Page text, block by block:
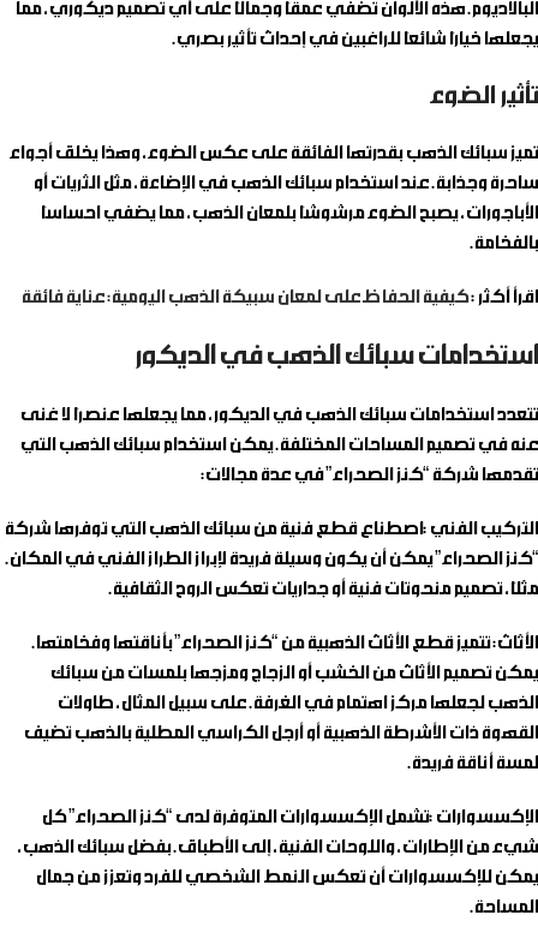
البالاديوم. هذه الألوان تضفي عمقًا وجمالًا على أي تصميم ديكوري، مما
يجعلها خيارًا شائعًا للراغبين في إحداث تأثير بصري.
تأثير الضوء
تميز سبائك الذهب بقدرتها الفائقة على عكس الضوء، وهذا يخلق أجواء
ساحرة وجذابة. عند استخدام سبائك الذهب في الإضاءة، مثل الثريات أو
الأباجورات، يصبح الضوء مرشوشًا بلمعان الذهب، مما يضفي احساسًا
بالفخامة.
اقرأ أكثر :كيفية الحفاظ على لمعان سبيكة الذهب اليومية: عناية فائقة
استخدامات سبائك الذهب في الديكور
تتعدد استخدامات سبائك الذهب في الديكور، مما يجعلها عنصرًا لا غنى
عنه في تصميم المساحات المختلفة. يمكن استخدام سبائك الذهب التي
تقدمها شركة “كنز الصحراء” في عدة مجالات:
التركيب الفني :اصطناع قطع فنية من سبائك الذهب التي توفرها شركة
“كنز الصحراء” يمكن أن يكون وسيلة فريدة لإبراز الطراز الفني في المكان.
مثلًا، تصميم منحوتات فنية أو جداريات تعكس الروح الثقافية.
الأثاث: تتميز قطع الأثاث الذهبية من “كنز الصحراء” بأناقتها وفخامتها.
يمكن تصميم الأثاث من الخشب أو الزجاج ومزجها بلمسات من سبائك
الذهب لجعلها مركز اهتمام في الغرفة. على سبيل المثال، طاولات
القهوة ذات الأشرطة الذهبية أو أرجل الكراسي المطلية بالذهب تضيف
لمسة أناقة فريدة.
الإكسسوارات :تشمل الإكسسوارات المتوفرة لدى “كنز الصحراء” كل
شيء من الإطارات، واللوحات الفنية، إلى الأطباق. بفضل سبائك الذهب،
يمكن للإكسسوارات أن تعكس النمط الشخصي للفرد وتعزز من جمال
المساحة.